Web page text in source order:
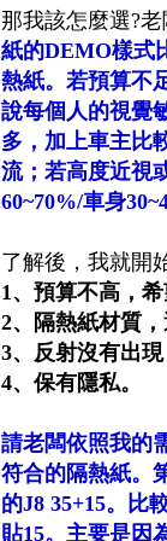
那我該怎麼選?老
紙的DEMO樣式
熱紙。若預算不
說每個人的視覺
多，加上車主比
流；若高度近視
60~70%/車身
了解後，我就開
1、預算不高，希
2、隔熱紙材質，
3、反射沒有出現
4、保有隱私。
請老闆依照我的
符合的隔熱紙。
的J8 35+15。比
貼15。主要是因